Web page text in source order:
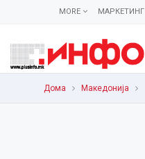
МАРКЕТИНГ
MORE
Дома Македонија